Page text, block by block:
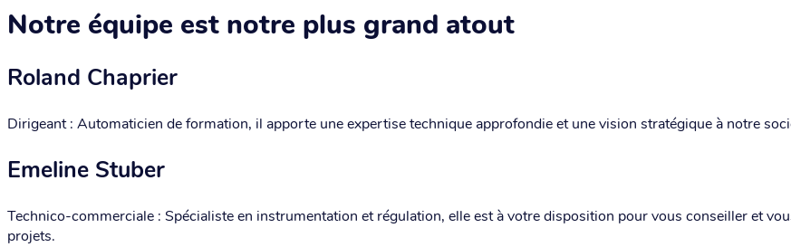
Notre équipe est notre plus grand atout
Roland Chaprier
Dirigeant : Automaticien de formation, il apporte une expertise technique approfondie et une vision stratégique à notre
Emeline Stuber
Technico-commerciale : Spécialiste en instrumentation et régulation, elle est à votre disposition pour vous conseiller et
projets.